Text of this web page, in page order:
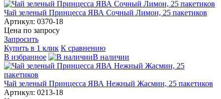
Чай зеленый Принцесса ЯВА Сочный Лимон, 25 пакетиков
Артикул: 0370-18
Цена по запросу
Запросить
Купить в 1 клик К сравнению
В избранное
В наличии
Чай зеленый Принцесса ЯВА Нежный Жасмин, 25 пакетиков
Артикул: 0213-18